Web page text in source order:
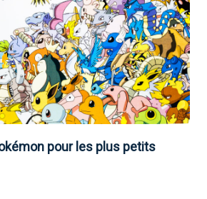
pour les plus petits